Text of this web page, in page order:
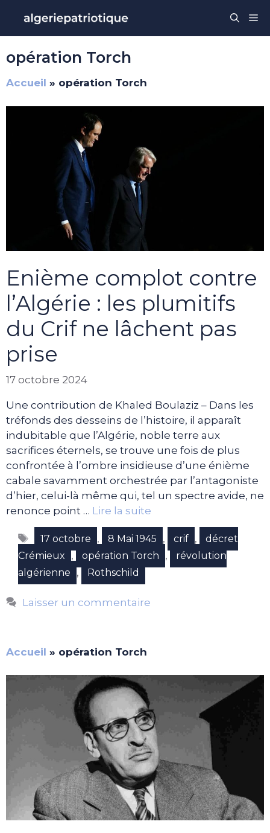
contenu
opération Torch
Accueil » opération Torch
Enième complot contre
l’Algérie : les plumitifs
du Crif ne lâchent pas
prise
17 octobre 2024
Une contribution de Khaled Boulaziz – Dans les
tréfonds des desseins de l’histoire, il apparaît
indubitable que l’Algérie, noble terre aux
sacrifices éternels, se trouve une fois de plus
confrontée à l’ombre insidieuse d’une énième
cabale savamment orchestrée par l’antagoniste
d’hier, celui-là même qui, tel un spectre avide, ne
renonce point … Lire la suite
Étiquettes
17 octobre , 8 Mai 1945 , crif ,
décret
Crémieux
, opération Torch ,
révolution
algérienne
, Rothschild
Laisser un commentaire
Accueil » opération Torch